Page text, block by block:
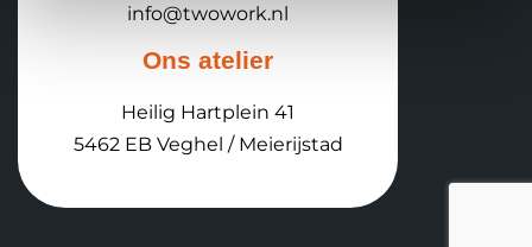
info@twowork.nl
Ons atelier
Heilig Hartplein 41
5462 EB Veghel / Meierijstad